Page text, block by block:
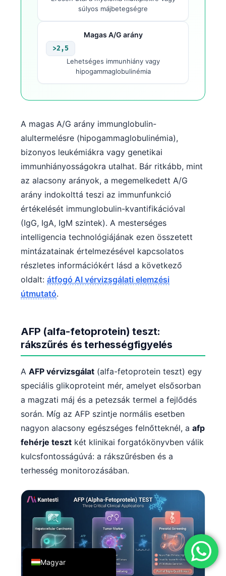
súlyos májbetegségre
Magas A/G arány
>2,5
Lehetséges immunhiány vagy
hipogammaglobulinémia
A magas A/G arány immunglobulin-
alultermelésre (hipogammaglobulinémia),
bizonyos leukémiákra vagy genetikai
immunhiányosságokra utalhat. Bár ritkább, mint
az alacsony arányok, a megemelkedett A/G
arány indokolttá teszi az immunfunkció
értékelését immunglobulin-kvantifikációval
(IgG, IgA, IgM szintek). A mesterséges
intelligencia technológiájának ezen összetett
mintázatainak értelmezésével kapcsolatos
részletes információkért lásd a következő
oldalt: átfogó AI vérvizsgálati elemzési
útmutató.
AFP (alfa-fetoprotein) teszt:
rákszűrés és terhességfigyelés
A AFP vérvizsgálat (alfa-fetoprotein teszt) egy
speciális glikoproteint mér, amelyet elsősorban
a magzati máj és a petezsák termel a fejlődés
során. Míg az AFP szintje normális esetben
nagyon alacsony egészséges felnőtteknél, a afp
fehérje teszt két klinikai forgatókönyvben válik
kulcsfontosságúvá: a rákszűrésben és a
terhesség monitorozásában.
Magyar
English
Deutsch
العربية
Français
Italiano
Español
Português
Ελληνικά
Türkçe
فارسی
Български
Nederlands
हिन्दी
Bahasa Indonesia
Íslenska
Српски језик
Svenska
Bosanski
Azərbaycan dili
日本語
Lietuvių kalba
Polski
Slovenščina